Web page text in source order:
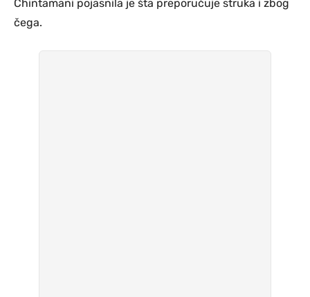
Chintamani pojasnila je šta preporučuje struka i zbog
čega.